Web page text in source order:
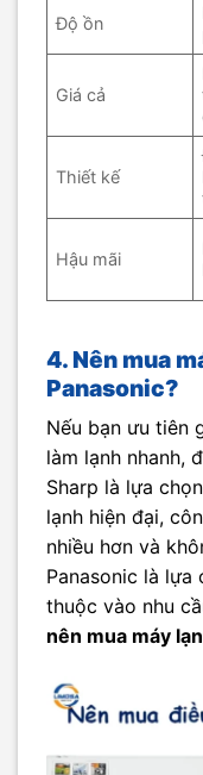
Độ ồn
Giá cả
Thiết kế
Hậu mãi
4. Nên mua
Panasonic?
Nếu bạn ưu tiên
làm lạnh nhanh,
Sharp là lựa
lạnh hiện đại,
nhiều hơn và
Panasonic là
thuộc vào nhu
nên mua máy